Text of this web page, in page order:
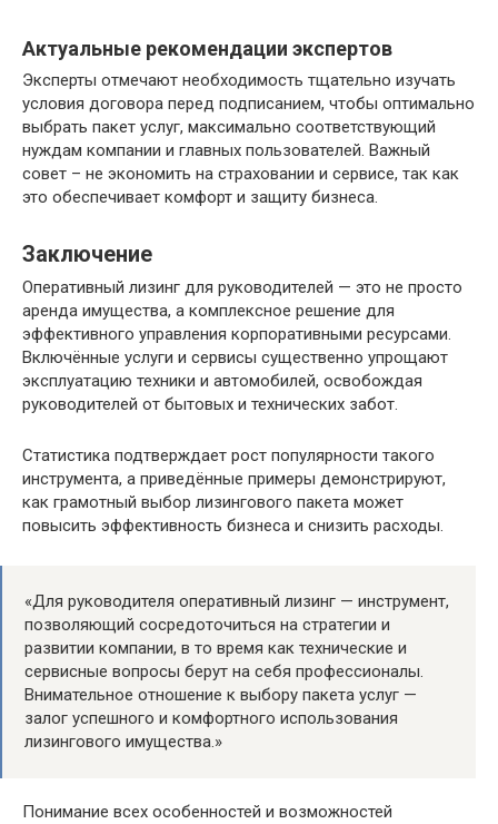
Актуальные рекомендации экспертов
Эксперты отмечают необходимость тщательно изучать
условия договора перед подписанием, чтобы оптимально
выбрать пакет услуг, максимально соответствующий
нуждам компании и главных пользователей. Важный
совет – не экономить на страховании и сервисе, так как
это обеспечивает комфорт и защиту бизнеса.
Заключение
Оперативный лизинг для руководителей — это не просто
аренда имущества, а комплексное решение для
эффективного управления корпоративными ресурсами.
Включённые услуги и сервисы существенно упрощают
эксплуатацию техники и автомобилей, освобождая
руководителей от бытовых и технических забот.
Статистика подтверждает рост популярности такого
инструмента, а приведённые примеры демонстрируют,
как грамотный выбор лизингового пакета может
повысить эффективность бизнеса и снизить расходы.
«Для руководителя оперативный лизинг — инструмент,
позволяющий сосредоточиться на стратегии и
развитии компании, в то время как технические и
сервисные вопросы берут на себя профессионалы.
Внимательное отношение к выбору пакета услуг —
залог успешного и комфортного использования
лизингового имущества.»
Понимание всех особенностей и возможностей